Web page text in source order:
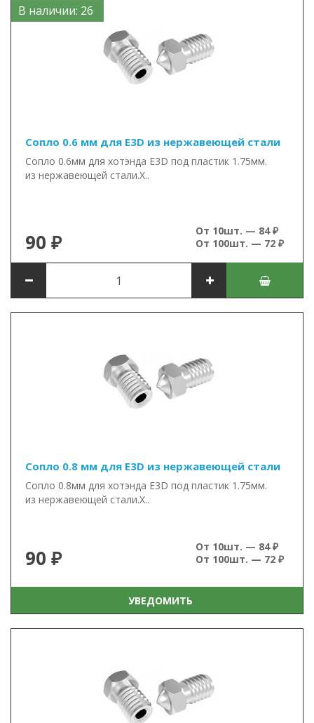
В наличии: 26
Сопло 0.6 мм для E3D из нержавеющей стали
Сопло 0.6мм для хотэнда E3D под пластик 1.75мм.
из нержавеющей стали.Х..
90 ₽
От 10шт. — 84 ₽
От 100шт. — 72 ₽
Сопло 0.8 мм для E3D из нержавеющей стали
Сопло 0.8мм для хотэнда E3D под пластик 1.75мм.
из нержавеющей стали.Х..
90 ₽
От 10шт. — 84 ₽
От 100шт. — 72 ₽
УВЕДОМИТЬ